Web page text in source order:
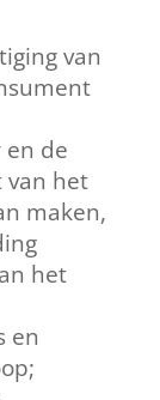
van
de
van het
maken,
het
en